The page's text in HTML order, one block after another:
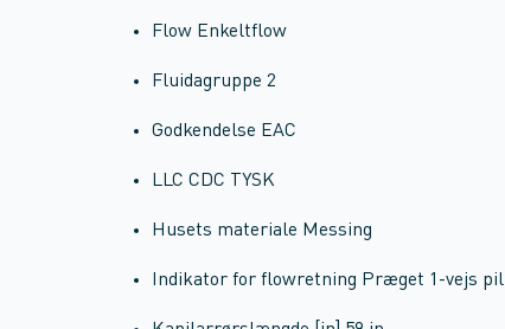
Flow Enkeltflow
Fluidagruppe 2
Godkendelse EAC
LLC CDC TYSK
Husets materiale Messing
Indikator for flowretning Præget 1-vejs pil